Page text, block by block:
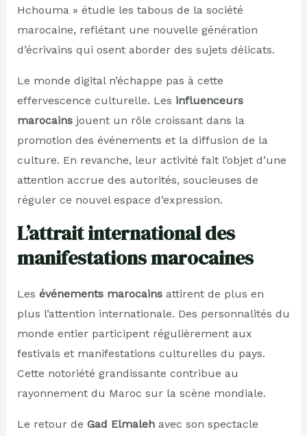
Hchouma » étudie les tabous de la société
marocaine, reflétant une nouvelle génération
d’écrivains qui osent aborder des sujets délicats.
Le monde digital n’échappe pas à cette
effervescence culturelle. Les influenceurs
marocainsjouent un rôle croissant dans la
promotion des événements et la diffusion de la
culture. En revanche, leur activité fait l’objet d’une
attention accrue des autorités, soucieuses de
réguler ce nouvel espace d’expression.
L’attrait international des
manifestations marocaines
Les événements marocainsattirent de plus en
plus l’attention internationale. Des personnalités du
monde entier participent régulièrement aux
festivals et manifestations culturelles du pays.
Cette notoriété grandissante contribue au
rayonnement du Maroc sur la scène mondiale.
Le retour de Gad Elmalehavec son spectacle